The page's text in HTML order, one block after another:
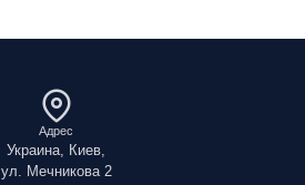
Адрес
Украина, Киев,
ул. Мечникова 2